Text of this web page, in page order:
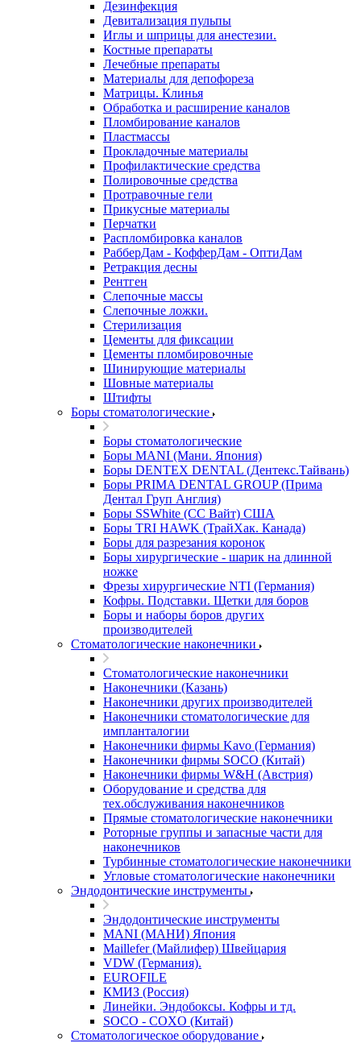
Дезинфекция
Девитализация пульпы
Иглы и шприцы для анестезии.
Костные препараты
Лечебные препараты
Материалы для депофореза
Матрицы. Клинья
Обработка и расширение каналов
Пломбирование каналов
Пластмассы
Прокладочные материалы
Профилактические средства
Полировочные средства
Протравочные гели
Прикусные материалы
Перчатки
Распломбировка каналов
РабберДам - КофферДам - ОптиДам
Ретракция десны
Рентген
Слепочные массы
Слепочные ложки.
Стерилизация
Цементы для фиксации
Цементы пломбировочные
Шинирующие материалы
Шовные материалы
Штифты
Боры стоматологические
Боры стоматологические
Боры MANI (Мани. Япония)
Боры DENTEX DENTAL (Дентекс.Тайвань)
Боры PRIMA DENTAL GROUP (Прима
Дентал Груп Англия)
Боры SSWhite (СС Вайт) США
Боры TRI HAWK (ТрайХак. Канада)
Боры для разрезания коронок
Боры хирургические - шарик на длинной
ножке
Фрезы хирургические NTI (Германия)
Кофры. Подставки. Щетки для боров
Боры и наборы боров других
производителей
Стоматологические наконечники
Стоматологические наконечники
Наконечники (Казань)
Наконечники других производителей
Наконечники стоматологические для
импланталогии
Наконечники фирмы Kavo (Германия)
Наконечники фирмы SOCO (Китай)
Наконечники фирмы W&H (Австрия)
Оборудование и средства для
тех.обслуживания наконечников
Прямые стоматологические наконечники
Роторные группы и запасные части для
наконечников
Турбинные стоматологические наконечники
Угловые стоматологические наконечники
Эндодонтические инструменты
Эндодонтические инструменты
MANI (МАНИ) Япония
Maillefer (Майлифер) Швейцария
VDW (Германия).
EUROFILE
КМИЗ (Россия)
Линейки. Эндобоксы. Кофры и тд.
SOCO - COXO (Китай)
Стоматологическое оборудование